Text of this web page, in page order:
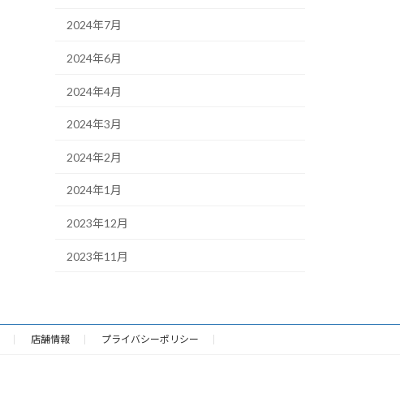
2024年7月
2024年6月
2024年4月
2024年3月
2024年2月
2024年1月
2023年12月
2023年11月
店舗情報 プライバシーポリシー